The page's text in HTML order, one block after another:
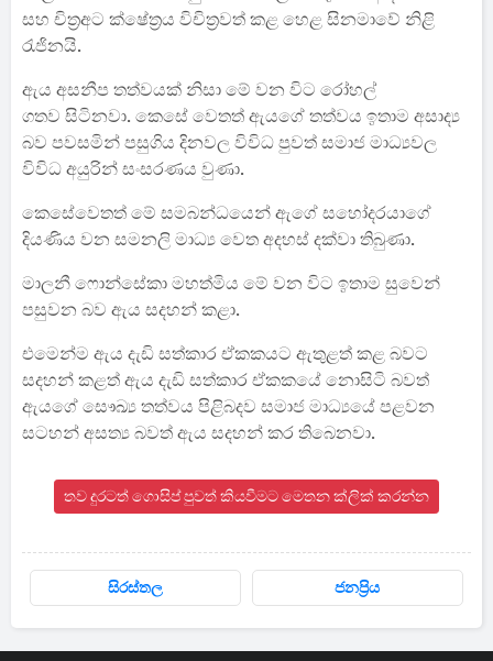
සහ චිත්‍රඅට ක්ෂේත්‍රය විචිත්‍රවත් කළ හෙළ සිනමාවේ නිළි
රැජිනයි.
ඇය අසනීප තත්වයක් නිසා මේ වන විට රෝහල්
ගතව සිටිනවා. කෙසේ වෙතත් ඇයගේ තත්වය ඉතාම අසාද්‍ය
බව පවසමින් පසුගිය දිනවල විවිධ පුවත් සමාජ මාධ්‍යවල
විවිධ අයුරින් සංසරණය වුණා.
කෙසේවෙතත් මේ සමබන්ධයෙන් ඇගේ සහෝදරයාගේ
දියණිය වන සමනලි මාධ්‍ය වෙත අදහස් දක්වා තිබුණා.
මාලනී ෆොන්සේකා මහත්මිය මේ වන විට ඉතාම සුවෙන්
පසුවන බව ඇය සදහන් කළා.
එමෙන්ම ඇය දැඩි සත්‍කාර ඒකකයට ඇතුළත් කළ බවට
සදහන් කළත් ඇය දැඩි සත්කාර ඒකකයේ නොසිටි බවත්
ඇයගේ සෞඛ්‍ය තත්වය පිළිබදව සමාජ මාධ්‍යයේ පළවන
සටහන් අසත්‍ය බවත් ඇය සදහන් කර තිබෙනවා.
තව දුරටත් ගොසිප් පුවත් කියවීමට මෙතන ක්ලික් කරන්න
සිරස්තල ජනප්‍රිය